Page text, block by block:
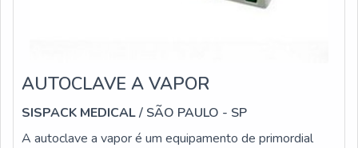
AUTOCLAVE A VAPOR
SISPACK MEDICAL/ SÃO PAULO - SP
A autoclave a vapor é um equipamento de primordial